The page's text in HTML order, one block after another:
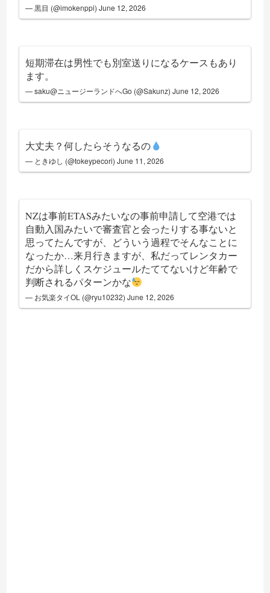
— 黒目 (@imokenppi)June 12, 2026
短期滞在は男性でも別室送りになるケースもあり
ます。
— saku@ニュージーランドへGo (@Sakunz)June 12, 2026
大丈夫？何したらそうなるの
— ときゆし (@tokeypecori)June 11, 2026
NZは事前ETASみたいなの事前申請して空港では
自動入国みたいで審査官と会ったりする事ないと
思ってたんですが、どういう過程でそんなことに
なったか…来月行きますが、私だってレンタカー
だから詳しくスケジュールたててないけど年齢で
判断されるパターンかな
— お気楽タイOL (@ryu10232)June 12, 2026